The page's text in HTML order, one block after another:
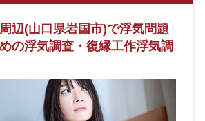
辺(山口県岩国市)で浮気問題
の浮気調査・復縁工作浮気調